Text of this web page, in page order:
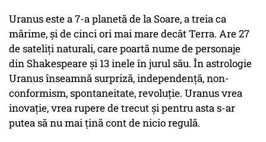
Uranus este a 7-a planetă de la Soare, a treia ca
mărime, și de cinci ori mai mare decât Terra. Are 27
de sateliți naturali, care poartă nume de personaje
din Shakespeare și 13 inele în jurul său. În astrologie
Uranus înseamnă surpriză, independență, non-
conformism, spontaneitate, revoluție. Uranus vrea
inovație, vrea rupere de trecut și pentru asta s-ar
putea să nu mai țină cont de nicio regulă.